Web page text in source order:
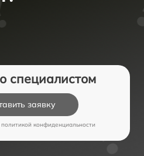
специалистом
заявку
политикой конфиденциальности